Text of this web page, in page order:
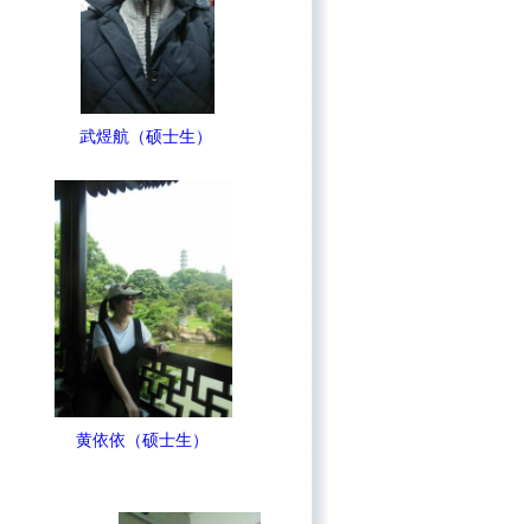
武煜航（硕士生）
黄依依（硕士生）